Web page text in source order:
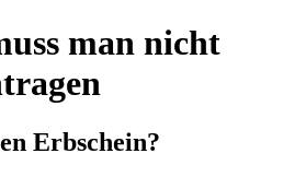
man nicht
Erbschein?